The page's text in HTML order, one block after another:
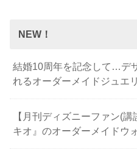
NEW！
結婚10周年を記念して…デ
れるオーダーメイドジュエ
【月刊ディズニーファン(
キオ』のオーダーメイドウ